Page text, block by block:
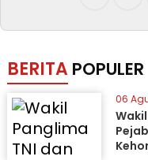
BERITA POPULER
06